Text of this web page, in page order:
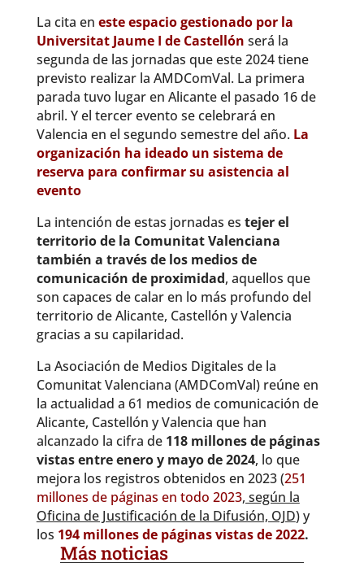
La cita en este espacio gestionado por la
Universitat Jaume I de Castellón será la
segunda de las jornadas que este 2024 tiene
previsto realizar la AMDComVal. La primera
parada tuvo lugar en Alicante el pasado 16 de
abril. Y el tercer evento se celebrará en
Valencia en el segundo semestre del año. La
organización ha ideado un sistema de
reserva para confirmar su asistencia al
evento
La intención de estas jornadas es tejer el
territorio de la Comunitat Valenciana
también a través de los medios de
comunicación de proximidad, aquellos que
son capaces de calar en lo más profundo del
territorio de Alicante, Castellón y Valencia
gracias a su capilaridad.
La Asociación de Medios Digitales de la
Comunitat Valenciana (AMDComVal) reúne en
la actualidad a 61 medios de comunicación de
Alicante, Castellón y Valencia que han
alcanzado la cifra de 118 millones de páginas
vistas entre enero y mayo de 2024, lo que
mejora los registros obtenidos en 2023 (251
millones de páginas en todo 2023, según la
Oficina de Justificación de la Difusión, OJD) y
los 194 millones de páginas vistas de 2022.
Más noticias